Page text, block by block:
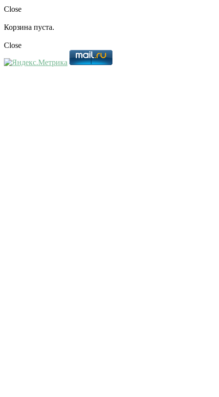
Close
Корзина пуста.
Close